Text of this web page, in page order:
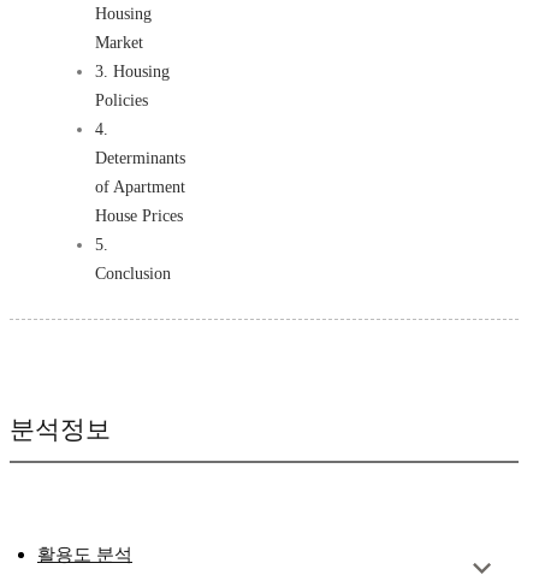
Housing
Market
3. Housing
Policies
4.
Determinants
of Apartment
House Prices
5.
Conclusion
분석정보
활용도 분석